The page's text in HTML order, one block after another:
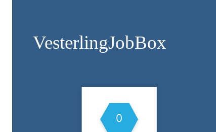
Vesterling­JobBox
0